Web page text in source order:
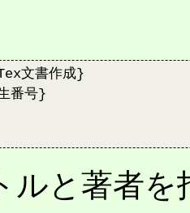
文書作成}
番号}
ルと著者